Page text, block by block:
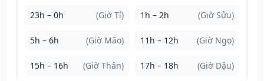
23h – 0h (Giờ Tí) 1h – 2h (Giờ Sửu)
5h – 6h (Giờ Mão) 11h – 12h (Giờ Ngọ)
15h – 16h (Giờ Thân) 17h – 18h (Giờ Dậu)